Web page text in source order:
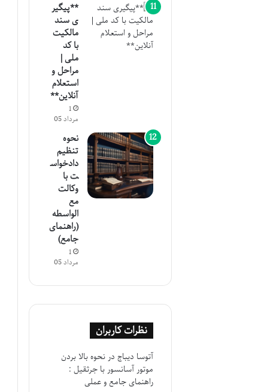
**پیگیر
ی سند
مالکیت
با کد
ملی |
مراحل و
استعلام
آنلاین**
1
مرداد 05
نحوه
تنظیم
دادخواس
ت با
وکالت
مع
الواسطه
(راهنمای
جامع)
1
مرداد 05
نظرات کاربران
آتوسا دیباج درنحوه بالا بردن
موتور آسانسور با جرثقیل :
راهنمای جامع و عملی